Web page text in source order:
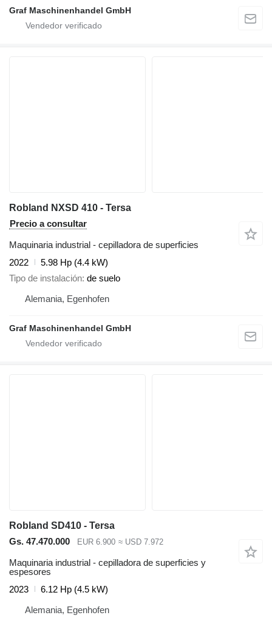
Graf Maschinenhandel GmbH
Robland NXSD 410 - Tersa
Precio a consultar
Maquinaria industrial - cepilladora de superficies
2022
5.98 Hp (4.4 kW)
Tipo de instalación de suelo
Alemania, Egenhofen
Graf Maschinenhandel GmbH
Robland SD410 - Tersa
Gs. 47.470.000
EUR 6.900 ≈ USD 7.972
Maquinaria industrial - cepilladora de superficies y
espesores
2023
6.12 Hp (4.5 kW)
Alemania, Egenhofen